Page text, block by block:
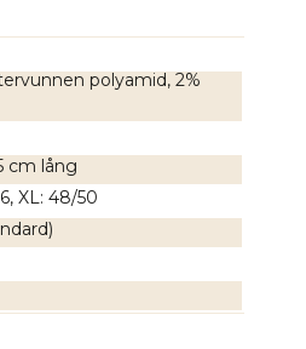
polyamid, 2%
cm lång
XL: 48/50